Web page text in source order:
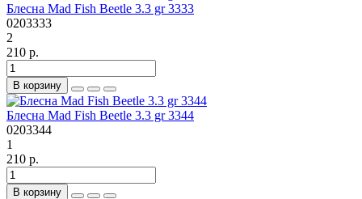
Блесна Mad Fish Beetle 3.3 gr 3333
0203333
2
210 р.
В корзину
Блесна Mad Fish Beetle 3.3 gr 3344
0203344
1
210 р.
В корзину